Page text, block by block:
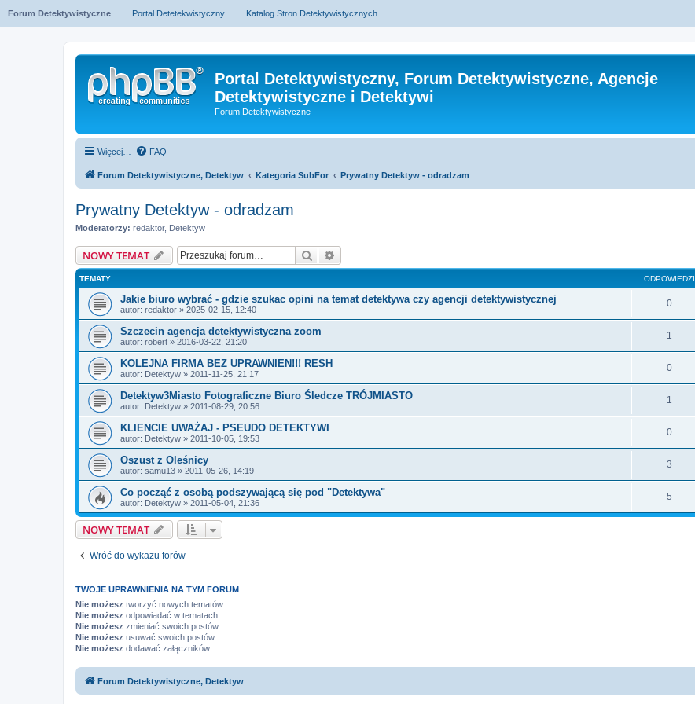
Forum Detektywistyczne Portal Detetekwistyczny Katalog Stron Detektywistycznych
Portal Detektywistyczny, Forum Detektywistyczne, Agencje
Detektywistyczne i Detektywi
Forum Detektywistyczne
Więcej… FAQ
Forum Detektywistyczne, Detektyw Kategoria SubFor Prywatny Detektyw - odradzam
Prywatny Detektyw - odradzam
Moderatorzy: redaktor, Detektyw
NOWY TEMAT Szukaj
TEMATY ODPOWIEDZI
Jakie biuro wybrać - gdzie szukac opini na temat detektywa czy agencji detektywistycznej
autor: redaktor » 2025-02-15, 12:40
0
Szczecin agencja detektywistyczna zoom
autor: robert » 2016-03-22, 21:20
1
KOLEJNA FIRMA BEZ UPRAWNIEN!!! RESH
autor: Detektyw » 2011-11-25, 21:17
0
Detektyw3Miasto Fotograficzne Biuro Śledcze TRÓJMIASTO
autor: Detektyw » 2011-08-29, 20:56
1
KLIENCIE UWAŻAJ - PSEUDO DETEKTYWI
autor: Detektyw » 2011-10-05, 19:53
0
Oszust z Oleśnicy
autor: samu13 » 2011-05-26, 14:19
3
Co począć z osobą podszywającą się pod "Detektywa"
autor: Detektyw » 2011-05-04, 21:36
5
NOWY TEMAT
Wróć do wykazu forów
TWOJE UPRAWNIENIA NA TYM FORUM
Nie możesz tworzyć nowych tematów
Nie możesz odpowiadać w tematach
Nie możesz zmieniać swoich postów
Nie możesz usuwać swoich postów
Nie możesz dodawać załączników
Forum Detektywistyczne, Detektyw